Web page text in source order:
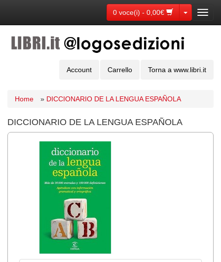
0 voce(i) - 0,00€ Toggle
Account Carrello Torna a www.libri.it
Home » DICCIONARIO DE LA LENGUA ESPAÑOLA
DICCIONARIO DE LA LENGUA ESPAÑOLA